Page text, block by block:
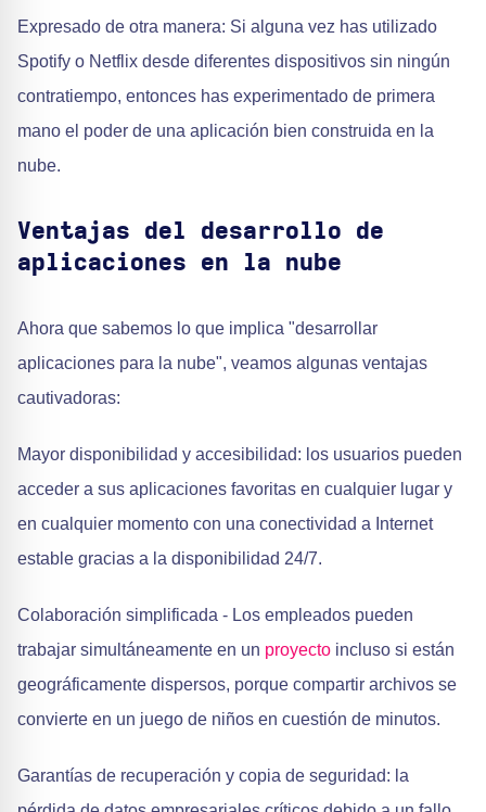
Expresado de otra manera: Si alguna vez has utilizado
Spotify o Netflix desde diferentes dispositivos sin ningún
contratiempo, entonces has experimentado de primera
mano el poder de una aplicación bien construida en la
nube.
Ventajas del desarrollo de
aplicaciones en la nube
Ahora que sabemos lo que implica "desarrollar
aplicaciones para la nube", veamos algunas ventajas
cautivadoras:
Mayor disponibilidad y accesibilidad: los usuarios pueden
acceder a sus aplicaciones favoritas en cualquier lugar y
en cualquier momento con una conectividad a Internet
estable gracias a la disponibilidad 24/7.
Colaboración simplificada - Los empleados pueden
trabajar simultáneamente en un proyecto incluso si están
geográficamente dispersos, porque compartir archivos se
convierte en un juego de niños en cuestión de minutos.
Garantías de recuperación y copia de seguridad: la